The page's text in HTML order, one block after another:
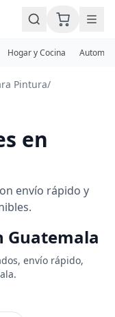
Hogar y Cocina
Pintura/
en
envío rápido y
Guatemala
envío rápido,